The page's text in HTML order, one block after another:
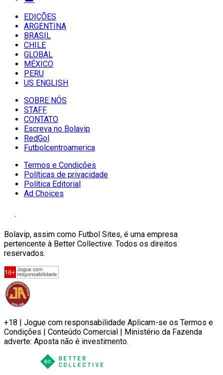
EDIÇÕES
ARGENTINA
BRASIL
CHILE
GLOBAL
MÉXICO
PERU
US ENGLISH
SOBRE NÓS
STAFF
CONTATO
Escreva no Bolavip
RedGol
Futbolcentroamerica
Termos e Condições
Políticas de privacidade
Política Editorial
Ad Choices
Bolavip, assim como Futbol Sites, é uma empresa
pertencente à Better Collective. Todos os direitos
reservados.
+18 | Jogue com responsabilidade Aplicam-se os Termos e
Condições | Conteúdo Comercial | Ministério da Fazenda
adverte: Aposta não é investimento.